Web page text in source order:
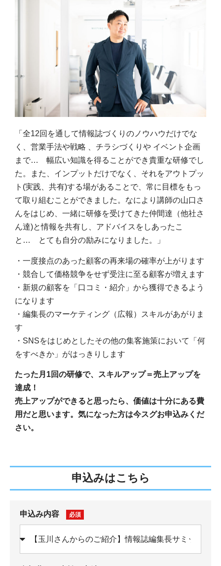
「全12回を通して情報誌づくりのノウハウだけでな
く、営業手法や戦略 、チラシづくりや イベント企画
まで… 幅広い知識を得ることができ貴重な研修でし
た。また、インプットだけでなく、それをアウトプッ
ト(実践、共有)する場があることで、常に目標をもっ
て取り組むことができました。なにより講師の山口さ
んをはじめ、一緒に研修を受けてきた仲間達（他社さ
ん達)と情報を共有し、アドバイスをしあったこ
と… とても自分の励みになりました。」
・一度接点のあった顧客の再来場の確率が上がります
・競合して価格競争をせず受注に至る顧客が増えます
・新規の顧客を「口コミ・紹介」から獲得できるよう
になります
・編集長のマーケティング（広報）スキルがあがりま
す
・SNSをはじめとしたその他の集客施策において「何
をすべきか」がはっきりします
たった月1回の研修で、スキルアップ＝売上アップを
達成！
売上アップができると思ったら、価値は十分にある費
用だと思います。 気になった方は今スグお申込みくだ
さい。
申込みはこちら
申込み内容